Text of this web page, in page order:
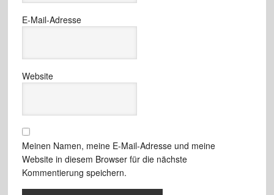
E-Mail-Adresse
Website
Meinen Namen, meine E-Mail-Adresse und meine
Website in diesem Browser für die nächste
Kommentierung speichern.